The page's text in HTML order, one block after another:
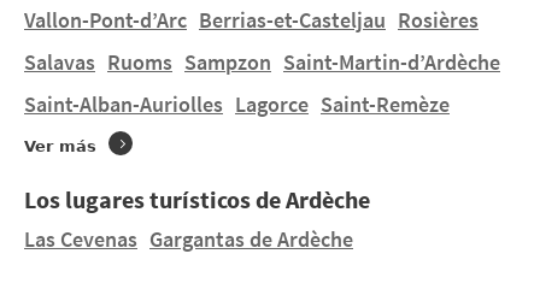
¿Le gustaría practicar el barranquismo, el kayak o la
via ferrata? Visite las gargantas de Ardèche,
impetuoso río que ha excavado su lecho sobre la
piedra caliza. VisitaVogüéyAubenas.
Vallon-Pont-d’Arc Berrias-et-Casteljau Rosières
Salavas Ruoms Sampzon Saint-Martin-d’Ardèche
Saint-Alban-Auriolles Lagorce Saint-Remèze
Ver más
Los lugares turísticos de Ardèche
Las Cevenas Gargantas de Ardèche